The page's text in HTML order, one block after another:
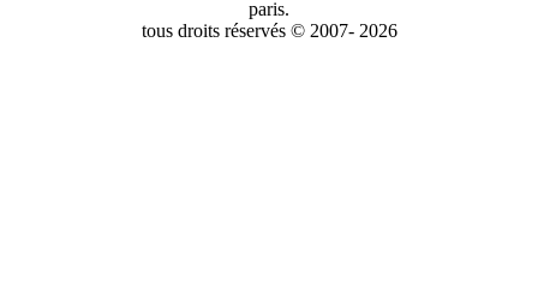
paris.
tous droits réservés © 2007- 2026